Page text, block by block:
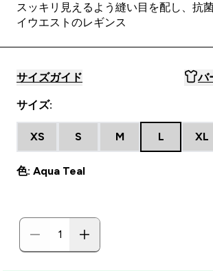
スッキリ見えるよう縫い目を配し、抗
イウエストのレギンス
サイズガイド バ
サイズ:
XS S M L XL
色: Aqua Teal